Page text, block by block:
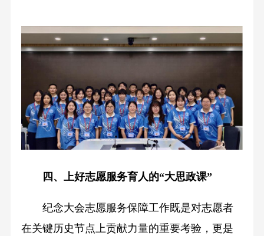
四、上好志愿服务育人的“大思政课”
纪念大会志愿服务保障工作既是对志愿者
在关键历史节点上贡献力量的重要考验，更是